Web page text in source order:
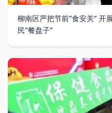
柳南区严把节前“食安关” 开
民“餐盘子”